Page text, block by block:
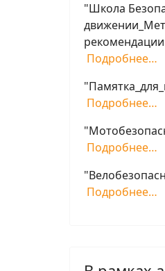
"Школа
Подробнее…
Подробнее…
Подробнее…
Подробнее…